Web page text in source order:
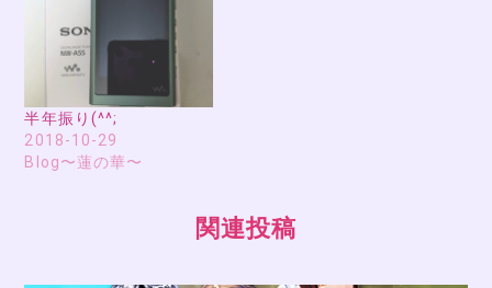
半年振り(^^;
2018-10-29
Blog〜蓮の華〜
関連投稿